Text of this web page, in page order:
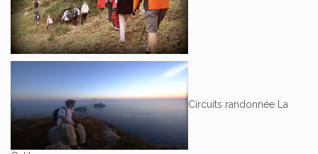
Circuits randonnée La